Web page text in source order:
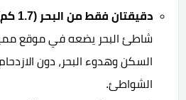
دقيقتان فقط من البحر (1.7 كم):
شاطئ البحر يضعه في موقع
السكن وهدوء البحر، دون
الشواطئ.